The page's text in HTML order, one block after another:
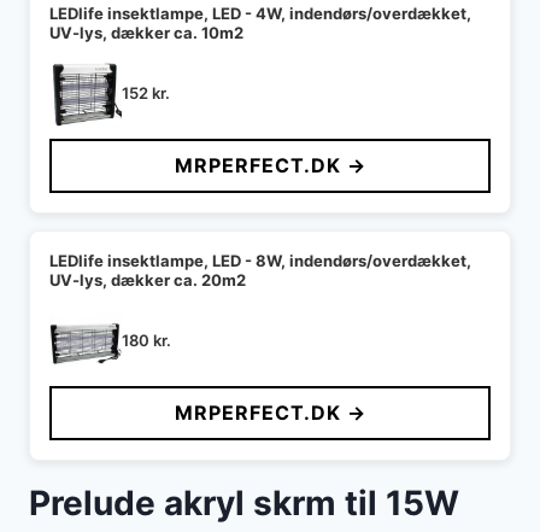
LEDlife insektlampe, LED - 4W, indendørs/overdækket,
UV-lys, dækker ca. 10m2
152kr.
MRPERFECT.DK →
LEDlife insektlampe, LED - 8W, indendørs/overdækket,
UV-lys, dækker ca. 20m2
180 kr.
MRPERFECT.DK →
Prelude akryl skrm til 15W